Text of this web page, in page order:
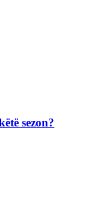
sezon?